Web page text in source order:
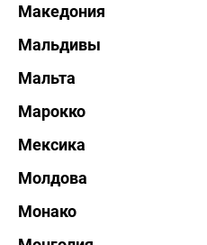
Македония
Мальдивы
Мальта
Марокко
Мексика
Молдова
Монако